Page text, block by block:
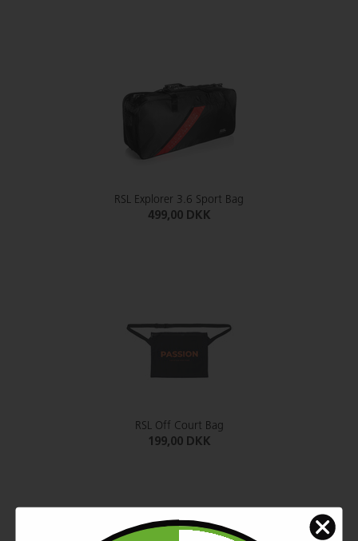
RSL Explorer 3.6 Sport Bag
499,00 DKK
RSL Off Court Bag
199,00 DKK